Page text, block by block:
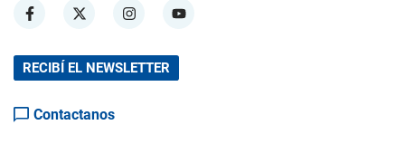
RECIBÍ EL NEWSLETTER
Contactanos